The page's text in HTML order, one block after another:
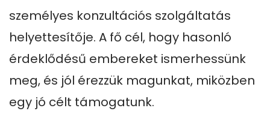
személyes konzultációs szolgáltatás
helyettesítője. A fő cél, hogy hasonló
érdeklődésű embereket ismerhessünk
meg, és jól érezzük magunkat, miközben
egy jó célt támogatunk.